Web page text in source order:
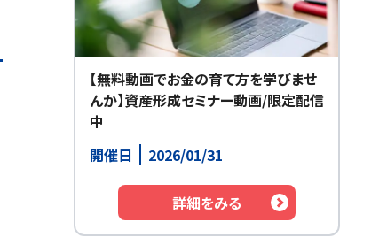
【無料動画でお金の育て方を学びませ
んか】資産形成セミナー動画/限定配信
中
開催日
2026/01/31
詳細をみる